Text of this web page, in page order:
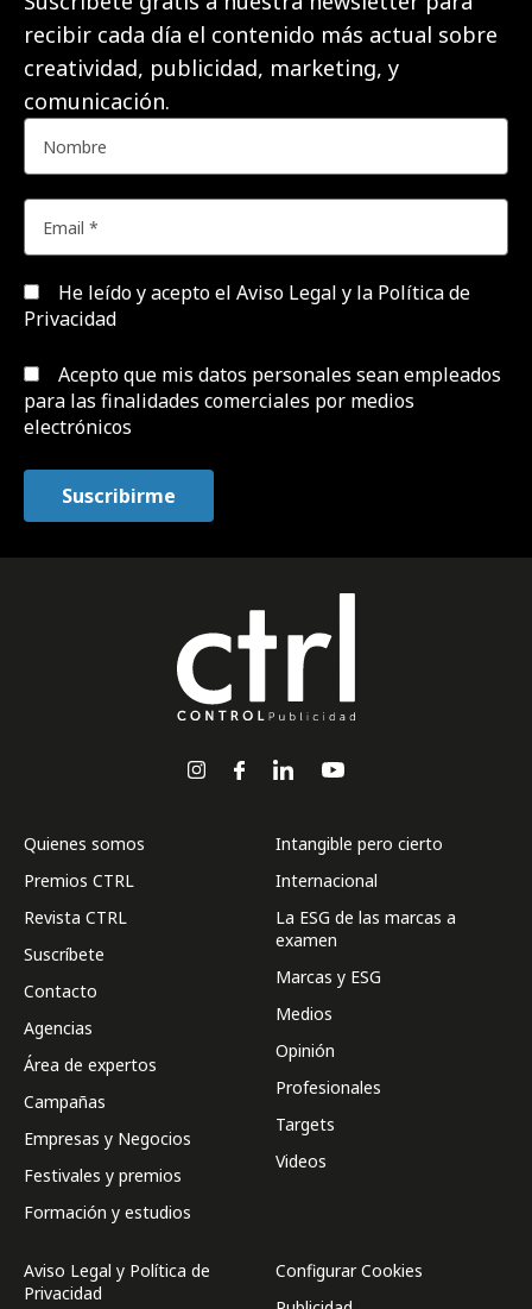
recibir cada día el contenido más actual sobre
creatividad, publicidad, marketing, y
comunicación.
He leído y acepto el Aviso Legal y la Política de
Privacidad
Acepto que mis datos personales sean empleados
para las finalidades comerciales por medios
electrónicos
Quienes somos
Premios CTRL
Revista CTRL
Suscríbete
Contacto
Agencias
Área de expertos
Campañas
Empresas y Negocios
Festivales y premios
Formación y estudios
Intangible pero cierto
Internacional
La ESG de las marcas a
examen
Marcas y ESG
Medios
Opinión
Profesionales
Targets
Videos
Aviso Legal y Política de
Privacidad
Configurar Cookies